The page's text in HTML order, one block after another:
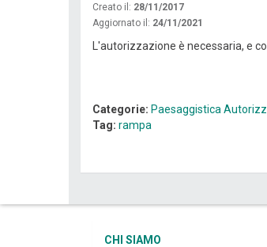
Creato il: 28/11/2017
Aggiornato il: 24/11/2021
L'autorizzazione è necessaria, e
Categorie: Paesaggistica
Tag: rampa
CHI SIAMO